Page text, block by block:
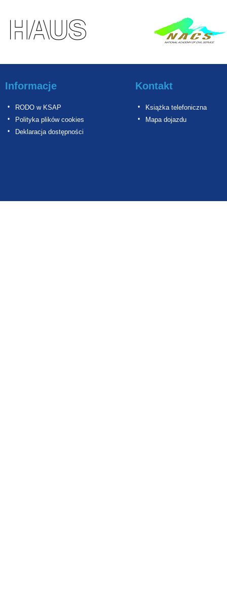
Informacje
RODO w KSAP
Polityka plików cookies
Deklaracja dostępności
Kontakt
Książka telefoniczna
Mapa dojazdu